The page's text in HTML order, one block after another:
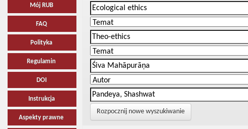
Mój RUB
FAQ
Polityka
Regulamin
DOI
Instrukcja
Aspekty prawne
Rozpocznij nowe wyszukiwanie